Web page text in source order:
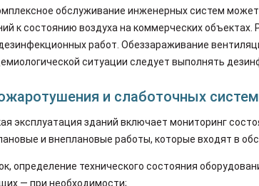
обслуживание инженерных систем
к состоянию воздуха на коммерческих
работ. Обеззараживание
ситуации следует выполнять
и слаботочных систем
эксплуатация зданий включает мониторинг
и внеплановые работы, которые входят в
определение технического состояния
— при необходимости;